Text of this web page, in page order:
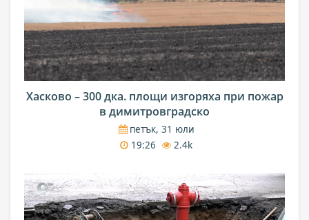
Хасково – 300 дка. площи изгоряха при пожар
в димитровградско
петък, 31 юли
19:26
2.4k